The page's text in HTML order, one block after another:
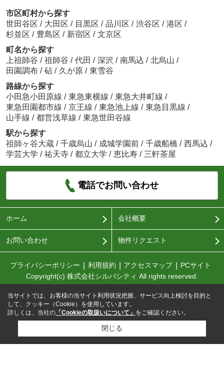
市区町村から探す
世田谷区 / 大田区 / 目黒区 / 品川区 / 渋谷区 / 港区 /
杉並区 / 豊島区 / 新宿区 / 文京区
町名から探す
上祖師谷 / 祖師谷 / 代田 / 深沢 / 南馬込 / 北烏山 /
田園調布 / 砧 / 久が原 / 東雪谷
路線から探す
小田急小田原線 / 東急東横線 / 東急大井町線 /
東急田園都市線 / 京王線 / 東急池上線 / 東急目黒線 /
山手線 / 都営浅草線 / 東急世田谷線
駅から探す
祖師ヶ谷大蔵 / 千歳烏山 / 成城学園前 / 千歳船橋 / 西馬込 /
学芸大学 / 祐天寺 / 都立大学 / 恵比寿 / 三軒茶屋
電話でお問い合わせ
ホーム 会社概要
お問い合わせ 物件リクエスト
プライバシーポリシー 利用規約 アクセスマップ
PCサイト
Copyright(c) 株式会社シルバシティ All rights reserved.
当サイトでは、お客様の当サイト利用状況把握、サービス向上検討を目的と
して、クッキー（Cookie）を使用しています。
詳しくは、当社の 「Cookieの取扱いについて」 をご確認ください。
閉じる